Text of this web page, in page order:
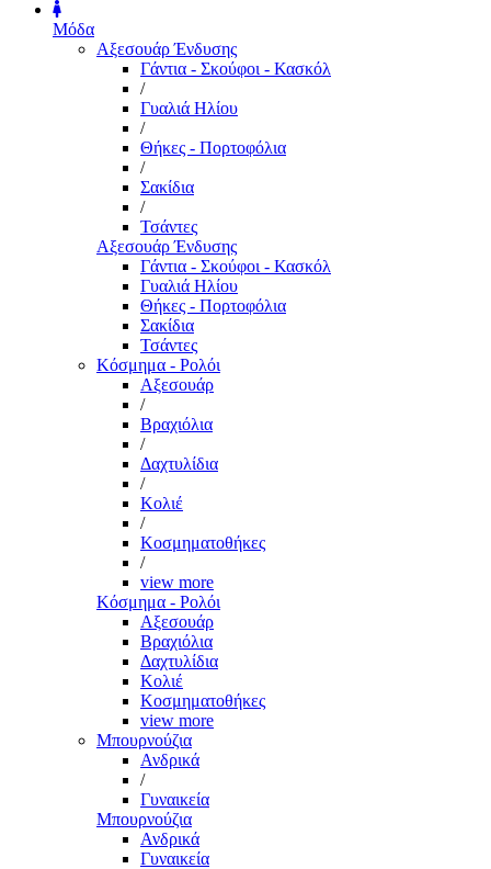
Μόδα
Αξεσουάρ Ένδυσης
Γάντια - Σκούφοι - Κασκόλ
/
Γυαλιά Ηλίου
/
Θήκες - Πορτοφόλια
/
Σακίδια
/
Τσάντες
Αξεσουάρ Ένδυσης
Γάντια - Σκούφοι - Κασκόλ
Γυαλιά Ηλίου
Θήκες - Πορτοφόλια
Σακίδια
Τσάντες
Κόσμημα - Ρολόι
Αξεσουάρ
/
Βραχιόλια
/
Δαχτυλίδια
/
Κολιέ
/
Κοσμηματοθήκες
/
view more
Κόσμημα - Ρολόι
Αξεσουάρ
Βραχιόλια
Δαχτυλίδια
Κολιέ
Κοσμηματοθήκες
view more
Μπουρνούζια
Ανδρικά
/
Γυναικεία
Μπουρνούζια
Ανδρικά
Γυναικεία